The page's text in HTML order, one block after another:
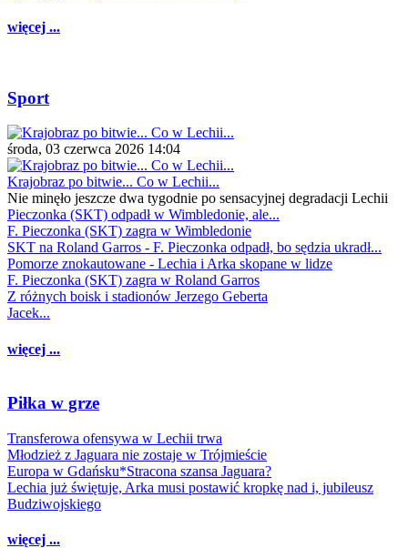
więcej ...
Sport
środa, 03 czerwca 2026 14:04
Krajobraz po bitwie... Co w Lechii...
Nie minęło jeszcze dwa tygodnie po sensacyjnej degradacji Lechii
Pieczonka (SKT) odpadł w Wimbledonie, ale...
F. Pieczonka (SKT) zagra w Wimbledonie
SKT na Roland Garros - F. Pieczonka odpadł, bo sędzia ukradł...
Pomorze znokautowane - Lechia i Arka skopane w lidze
F. Pieczonka (SKT) zagra w Roland Garros
Z różnych boisk i stadionów Jerzego Geberta
Jacek...
więcej ...
Piłka w grze
Transferowa ofensywa w Lechii trwa
Młodzież z Jaguara nie zostaje w Trójmieście
Europa w Gdańsku*Stracona szansa Jaguara?
Lechia już świętuje, Arka musi postawić kropkę nad i, jubileusz
Budziwojskiego
więcej ...